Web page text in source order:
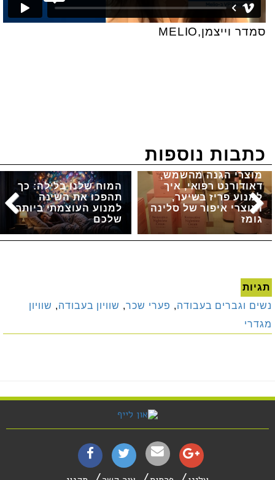
סמדר וייצמן,MELIO
כתבות נוספות
המוח שלנו בלילה: כך
תהפכו את השינה
למנוע העוצמתי ביותר
שלכם
מוצרי הגנה מהשמש,
דאודורנט רפואי, איך
למנוע פריז בשיער,
ומוצרי איפור של סלינה
גומז
תגיות
נשים וגברים בעבודה, פערי שכר, שוויון בעבודה, שוויון
מגדרי